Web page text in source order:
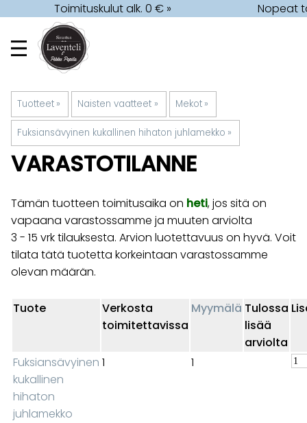
Toimituskulut alk. 0 € » Nopeat
Tuotteet ‪» Naisten vaatteet ‪» Mekot ‪»
Fuksiansävyinen kukallinen hihaton juhlamekko ‪»
VARASTOTILANNE
Tämän tuotteen toimitusaika on heti, jos sitä on
vapaana varastossamme ja muuten arviolta
3 - 15 vrktilauksesta. Arvion luotettavuus on hyvä. Voit
tilata tätä tuotetta korkeintaan varastossamme
olevan määrän.
Tuote
Verkosta
toimitettavissa
Myymälä Tulossa
lisää
arviolta
Fuksiansävyinen
kukallinen
hihaton
juhlamekko
1 1